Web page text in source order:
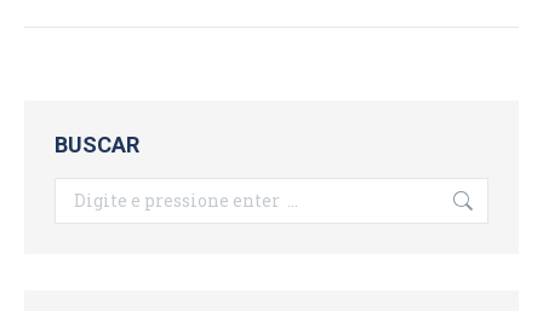
BUSCAR
Search: